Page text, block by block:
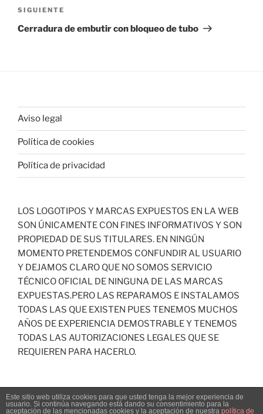
Siguiente
entrada
SIGUIENTE
Cerradura de embutir con bloqueo de tubo
Aviso legal
Política de cookies
Política de privacidad
LOS LOGOTIPOS Y MARCAS EXPUESTOS EN LA WEB
SON ÚNICAMENTE CON FINES INFORMATIVOS Y SON
PROPIEDAD DE SUS TITULARES. EN NINGÚN
MOMENTO PRETENDEMOS CONFUNDIR AL USUARIO
Y DEJAMOS CLARO QUE NO SOMOS SERVICIO
TÉCNICO OFICIAL DE NINGUNA DE LAS MARCAS
EXPUESTAS.PERO LAS REPARAMOS E INSTALAMOS
TODAS LAS QUE EXISTEN PUES TENEMOS MUCHOS
AÑOS DE EXPERIENCIA DEMOSTRABLE Y TENEMOS
TODAS LAS AUTORIZACIONES LEGALES QUE SE
REQUIEREN PARA HACERLO.
Funciona gracias a WordPress
Este sitio web utiliza cookies para que usted tenga la mejor experiencia de
usuario. Si continúa navegando está dando su consentimiento para la
aceptación de las mencionadas cookies y la aceptación de nuestra política de